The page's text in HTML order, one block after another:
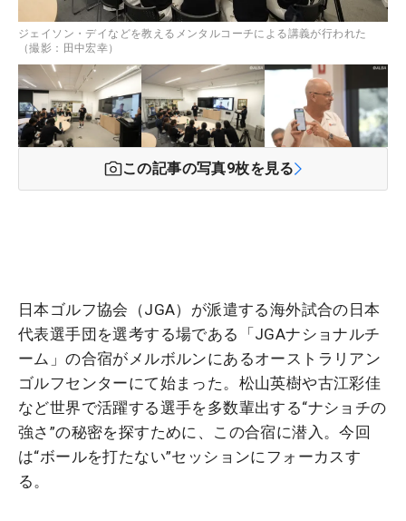
ジェイソン・デイなどを教えるメンタルコーチによる講義が行われた
（撮影：田中宏幸）
この記事の写真9枚を見る
日本ゴルフ協会（JGA）が派遣する海外試合の日本
代表選手団を選考する場である「JGAナショナルチ
ーム」の合宿がメルボルンにあるオーストラリアン
ゴルフセンターにて始まった。松山英樹や古江彩佳
など世界で活躍する選手を多数輩出する“ナショチの
強さ”の秘密を探すために、この合宿に潜入。今回
は“ボールを打たない”セッションにフォーカスす
る。